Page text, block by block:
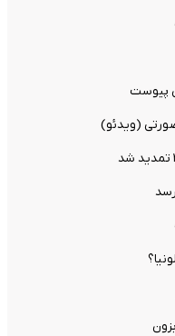
پیوست
(ویدئو)